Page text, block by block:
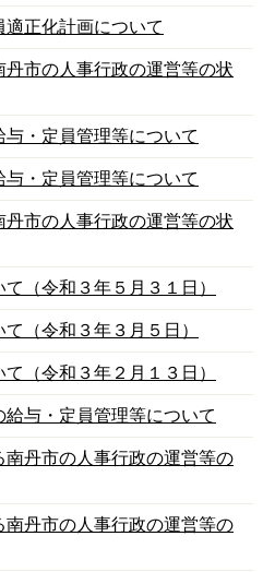
正化計画について
市の人事行政の運営等の状
・定員管理等について
・定員管理等について
市の人事行政の運営等の状
（令和３年５月３１日）
（令和３年３月５日）
（令和３年２月１３日）
与・定員管理等について
丹市の人事行政の運営等の
丹市の人事行政の運営等の